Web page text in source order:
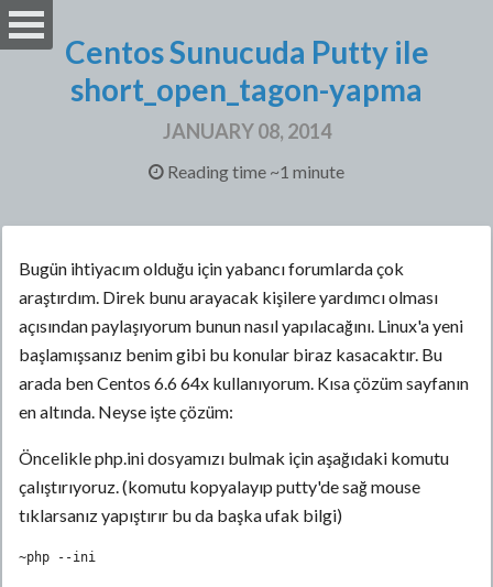
Centos Sunucuda Putty ile
short_open_tagon-yapma
JANUARY 08, 2014
Reading time ~1 minute
Bugün ihtiyacım olduğu için yabancı forumlarda çok
araştırdım. Direk bunu arayacak kişilere yardımcı olması
açısından paylaşıyorum bunun nasıl yapılacağını. Linux'a yeni
başlamışsanız benim gibi bu konular biraz kasacaktır. Bu
arada ben Centos 6.6 64x kullanıyorum. Kısa çözüm sayfanın
en altında. Neyse işte çözüm:
Öncelikle php.ini dosyamızı bulmak için aşağıdaki komutu
çalıştırıyoruz. (komutu kopyalayıp putty'de sağ mouse
tıklarsanız yapıştırır bu da başka ufak bilgi)
~php --ini